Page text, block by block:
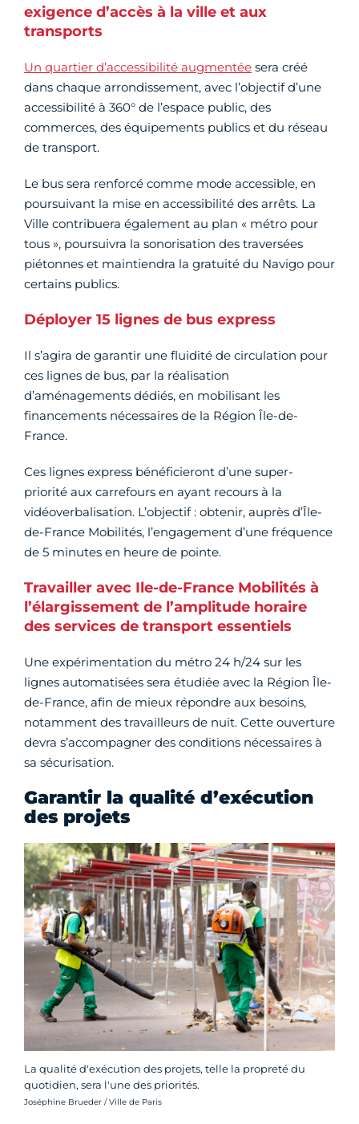
exigence d’accès à la ville et aux
transports
Un quartier d’accessibilité augmentée sera créé
dans chaque arrondissement, avec l’objectif d’une
accessibilité à 360° de l’espace public, des
commerces, des équipements publics et du réseau
de transport.
Le bus sera renforcé comme mode accessible, en
poursuivant la mise en accessibilité des arrêts. La
Ville contribuera également au plan « métro pour
tous », poursuivra la sonorisation des traversées
piétonnes et maintiendra la gratuité du Navigo pour
certains publics.
Déployer 15 lignes de bus express
Il s’agira de garantir une fluidité de circulation pour
ces lignes de bus, par la réalisation
d’aménagements dédiés, en mobilisant les
financements nécessaires de la Région Île-de-
France.
Ces lignes express bénéficieront d’une super-
priorité aux carrefours en ayant recours à la
vidéoverbalisation. L’objectif : obtenir, auprès d’Île-
de-France Mobilités, l’engagement d’une fréquence
de 5 minutes en heure de pointe.
Travailler avec Ile-de-France Mobilités à
l’élargissement de l’amplitude horaire
des services de transport essentiels
Une expérimentation du métro 24 h/24 sur les
lignes automatisées sera étudiée avec la Région Île-
de-France, afin de mieux répondre aux besoins,
notamment des travailleurs de nuit. Cette ouverture
devra s’accompagner des conditions nécessaires à
sa sécurisation.
Garantir la qualité d’exécution
des projets
La qualité d'exécution des projets, telle la propreté du
quotidien, sera l'une des priorités.
Crédit photo :
Joséphine Brueder / Ville de Paris